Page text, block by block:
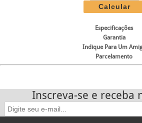
Especificações
Garantia
Indique Para Um
Parcelamento
Inscreva-se e receba